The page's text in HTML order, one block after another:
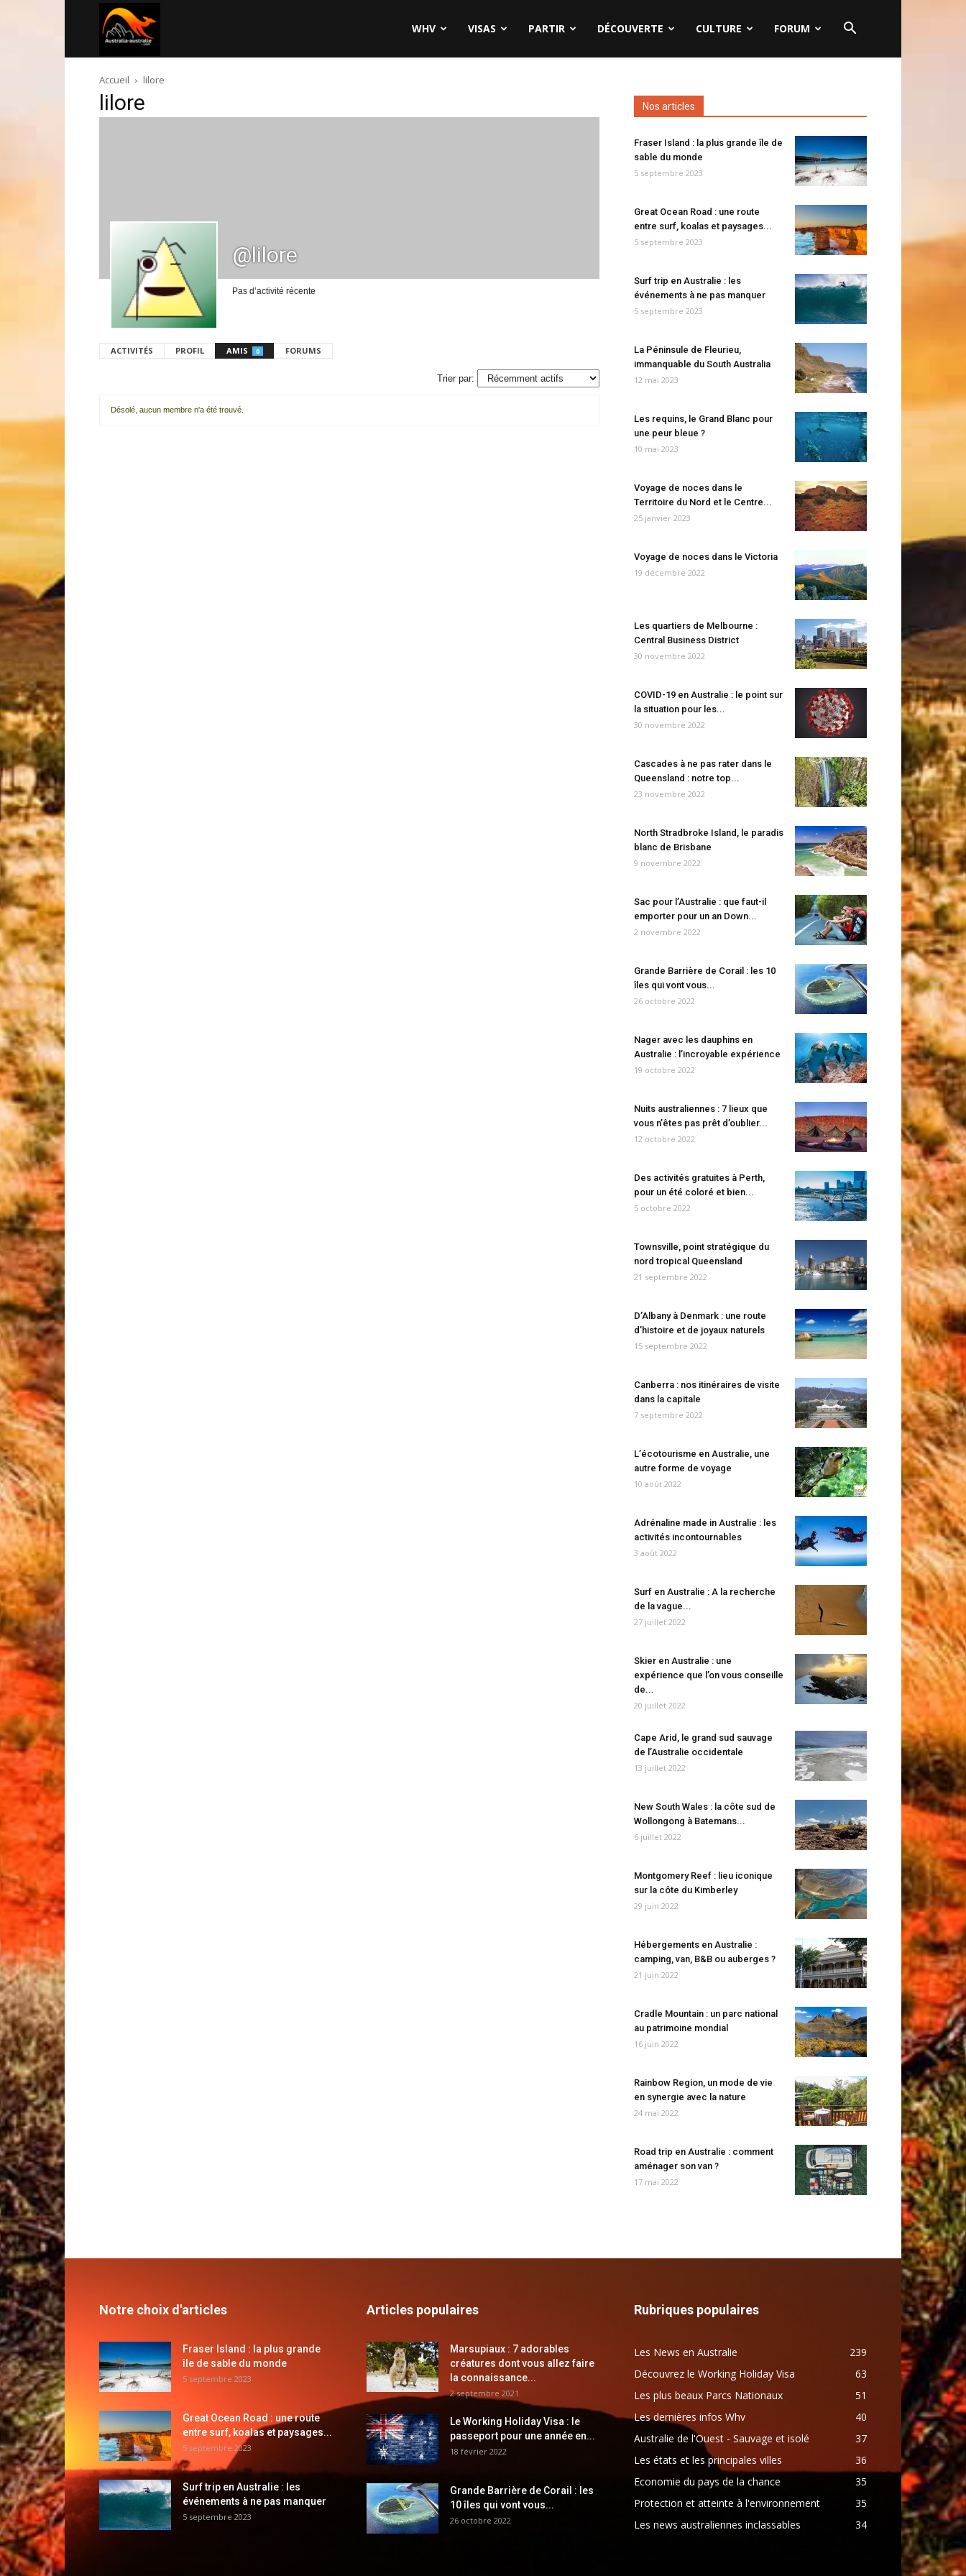
australie.com
WHV VISAS PARTIR DÉCOUVERTE CULTURE FORUM
Accueil lilore
lilore
@lilore
Pas d’activité récente
ACTIVITÉS PROFIL AMIS 0 FORUMS
Trier par:
Désolé, aucun membre n'a été trouvé.
Nos articles
Fraser Island : la plus grande île de
sable du monde
5 septembre 2023
Great Ocean Road : une route
entre surf, koalas et paysages...
5 septembre 2023
Surf trip en Australie : les
événements à ne pas manquer
5 septembre 2023
La Péninsule de Fleurieu,
immanquable du South Australia
12 mai 2023
Les requins, le Grand Blanc pour
une peur bleue ?
10 mai 2023
Voyage de noces dans le
Territoire du Nord et le Centre...
25 janvier 2023
Voyage de noces dans le Victoria
19 décembre 2022
Les quartiers de Melbourne :
Central Business District
30 novembre 2022
COVID-19 en Australie : le point sur
la situation pour les...
30 novembre 2022
Cascades à ne pas rater dans le
Queensland : notre top...
23 novembre 2022
North Stradbroke Island, le paradis
blanc de Brisbane
9 novembre 2022
Sac pour l’Australie : que faut-il
emporter pour un an Down...
2 novembre 2022
Grande Barrière de Corail : les 10
îles qui vont vous...
26 octobre 2022
Nager avec les dauphins en
Australie : l’incroyable expérience
19 octobre 2022
Nuits australiennes : 7 lieux que
vous n’êtes pas prêt d’oublier...
12 octobre 2022
Des activités gratuites à Perth,
pour un été coloré et bien...
5 octobre 2022
Townsville, point stratégique du
nord tropical Queensland
21 septembre 2022
D’Albany à Denmark : une route
d’histoire et de joyaux naturels
15 septembre 2022
Canberra : nos itinéraires de visite
dans la capitale
7 septembre 2022
L’écotourisme en Australie, une
autre forme de voyage
10 août 2022
Adrénaline made in Australie : les
activités incontournables
3 août 2022
Surf en Australie : A la recherche
de la vague...
27 juillet 2022
Skier en Australie : une
expérience que l’on vous conseille
de...
20 juillet 2022
Cape Arid, le grand sud sauvage
de l’Australie occidentale
13 juillet 2022
New South Wales : la côte sud de
Wollongong à Batemans...
6 juillet 2022
Montgomery Reef : lieu iconique
sur la côte du Kimberley
29 juin 2022
Hébergements en Australie :
camping, van, B&B ou auberges ?
21 juin 2022
Cradle Mountain : un parc national
au patrimoine mondial
16 juin 2022
Rainbow Region, un mode de vie
en synergie avec la nature
24 mai 2022
Road trip en Australie : comment
aménager son van ?
17 mai 2022
Notre choix d'articles
Fraser Island : la plus grande
île de sable du monde
5 septembre 2023
Great Ocean Road : une route
entre surf, koalas et paysages...
5 septembre 2023
Surf trip en Australie : les
événements à ne pas manquer
5 septembre 2023
Articles populaires
Marsupiaux : 7 adorables
créatures dont vous allez faire
la connaissance...
2 septembre 2021
Le Working Holiday Visa : le
passeport pour une année en...
18 février 2022
Grande Barrière de Corail : les
10 îles qui vont vous...
26 octobre 2022
Rubriques populaires
Les News en Australie
239
Découvrez le Working Holiday Visa
63
Les plus beaux Parcs Nationaux
51
Les dernières infos Whv
40
Australie de l'Ouest - Sauvage et isolé
37
Les états et les principales villes
36
Economie du pays de la chance
35
Protection et atteinte à l'environnement
35
Les news australiennes inclassables
34